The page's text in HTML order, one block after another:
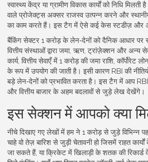
स्वास्थ्य केंद्र या ग्रामीण विकास कार्यों को निधि
वाले प्रोजेक्ट्स अक्सर राजस्व उत्पन्न करने और
का काम करते हैं। इस टैग में ऐसे कई केस स्टडीज़ और
बैंकिंग सेक्टर 1 करोड़ के लेन‑देनों को दैनिक आधार पर
वित्तीय संस्थाओं द्वारा जमा, ऋण, ट्रांज़ेक्शन और अन्य
कार्य,वित्तीय सेवाएँमें 1 करोड़ की जमा राशि, कॉर्पोरेट
के रूप में उपयोग की जाती है। इसी कारण RBI की
बड़े लेन‑देनों को प्रभावित करता है। इस टैग में आप
और वित्तीय बाजार के अहम बदलावों से जुड़े लेख देखेंगे।
इस सेक्शन में आपको क्या
नीचे दिखाए गए लेखों में हम ने 1 करोड़ से जुड़े विभिन्न
चाहे वो तेज़ बारिश से जुड़ी चेतावनी हो जिसमें राहत
जा सकते हैं, या क्रिकेट में खिलाड़ी के शतक की रिकार्ड